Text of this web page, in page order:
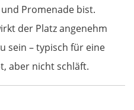
Promenade bist.
der Platz angenehm
sein – typisch für eine
aber nicht schläft.